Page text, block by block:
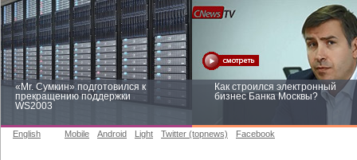
«Mr. Сумкин» подготовился к
прекращению поддержки
WS2003
Как строился электронный
бизнес Банка Москвы?
English Mobile Android Light Twitter (topnews) Facebook